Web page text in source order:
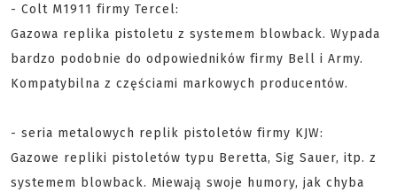
- Colt M1911 firmy Tercel:
Gazowa replika pistoletu z systemem blowback. Wypada
bardzo podobnie do odpowiedników firmy Bell i Army.
Kompatybilna z częściami markowych producentów.
- seria metalowych replik pistoletów firmy KJW:
Gazowe repliki pistoletów typu Beretta, Sig Sauer, itp. z
systemem blowback. Miewają swoje humory, jak chyba